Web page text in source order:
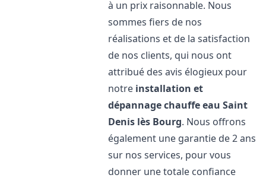
à un prix raisonnable. Nous
sommes fiers de nos
réalisations et de la satisfaction
de nos clients, qui nous ont
attribué des avis élogieux pour
notre installation et
dépannage chauffe eau Saint
Denis lès Bourg. Nous offrons
également une garantie de 2 ans
sur nos services, pour vous
donner une totale confiance